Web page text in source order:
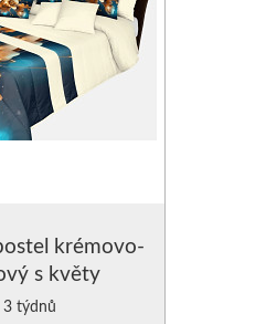
krémovo-
s květy
3 týdnů